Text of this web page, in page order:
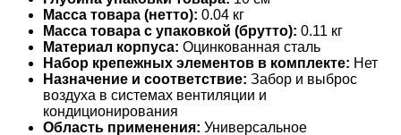
Масса товара (нетто): 0.04 кг
Масса товара с упаковкой (брутто): 0.11 кг
Материал корпуса: Оцинкованная сталь
Набор крепежных элементов в комплекте: Нет
Назначение и соответствие: Забор и выброс
воздуха в системах вентиляции и
кондиционирования
Область применения: Универсальное